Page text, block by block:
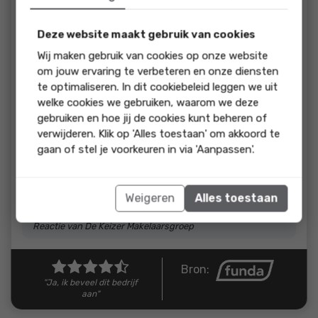
beoordeling:
ontwikkelingen. De makelaar reageerde snel op appjes,
mailtjes dat was prettig. Hij gaf ons goed advies en wist
goed wat er zich af speelde op de woningmarkt. Was erg
vriendelijk en behulpzaam.
reactie
Bedankt voor de goede beoordeling. Fijn om te
horen dat jullie tevreden zijn over de begeleiding
huis! Hartelijke groet, Mirjam, Leroy en Sunny
Team De Keizer Smit Makelaarshuys
Reactie van De Keizer Makelaarsgroep
"Ja, ik beveel dit bedrijf
aan"
Bron:
Deze website maakt gebruik van cookies
Wij maken gebruik van cookies op onze website
om jouw ervaring te verbeteren en onze diensten
te optimaliseren. In dit cookiebeleid leggen we uit
welke cookies we gebruiken, waarom we deze
gebruiken en hoe jij de cookies kunt beheren of
verwijderen. Klik op 'Alles toestaan' om akkoord te
gaan of stel je voorkeuren in via 'Aanpassen'.
Weigeren Alles toestaan